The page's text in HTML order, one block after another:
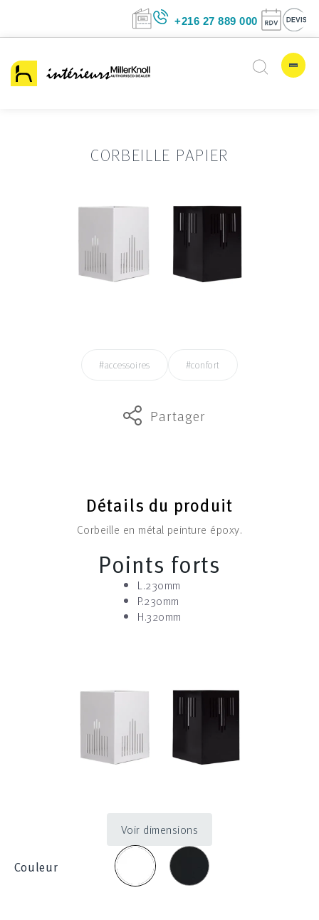
+216 27 889
CORBEILLE PAPIER
#accessoires #confort
Partager
Détails du produit
Corbeille en métal peinture époxy.
Points forts
L.230mm
P.230mm
H.320mm
Voir dimensions
Couleur
Blanc Noir